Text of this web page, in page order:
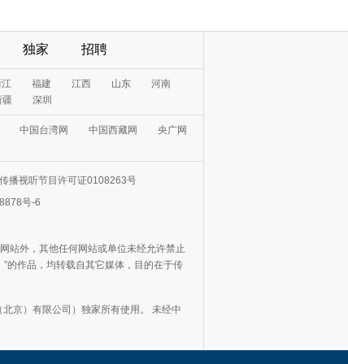
独家 招聘
福建 江西 山东
河南
疆 深圳
中国台湾网 中国西藏网
央广网
播视听节目许可证0108263号
号-6
站外，其他任何网站或单位未经允许禁止
的作品，均转载自其它媒体，目的在于传
京）有限公司）独家所有使用。 未经中